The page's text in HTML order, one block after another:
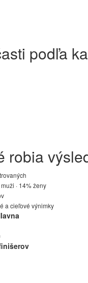
podľa
robia
· 14% ženy
a cieľové výnimky